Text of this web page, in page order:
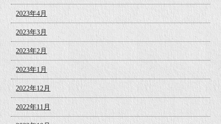
2023年4月
2023年3月
2023年2月
2023年1月
2022年12月
2022年11月